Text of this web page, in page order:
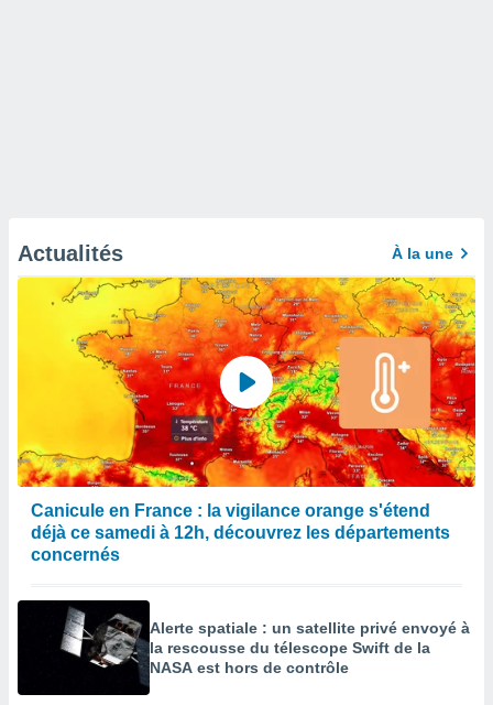
Actualités À la une
Canicule en France : la vigilance orange s'étend
déjà ce samedi à 12h, découvrez les départements
concernés
Alerte spatiale : un satellite privé envoyé à
la rescousse du télescope Swift de la
NASA est hors de contrôle